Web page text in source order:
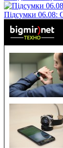
Підсумки 06.08: